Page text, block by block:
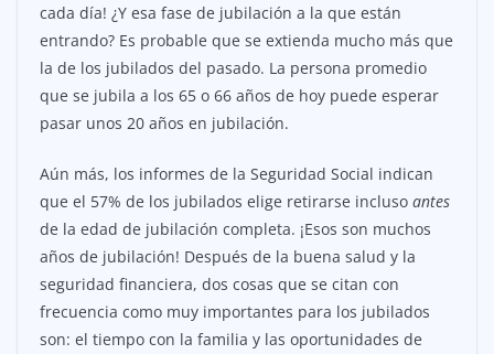
cada día! ¿Y esa fase de jubilación a la que están
entrando? Es probable que se extienda mucho más que
la de los jubilados del pasado. La persona promedio
que se jubila a los 65 o 66 años de hoy puede esperar
pasar unos 20 años en jubilación.
Aún más, los informes de la Seguridad Social indican
que el 57% de los jubilados elige retirarse incluso antes
de la edad de jubilación completa. ¡Esos son muchos
años de jubilación! Después de la buena salud y la
seguridad financiera, dos cosas que se citan con
frecuencia como muy importantes para los jubilados
son: el tiempo con la familia y las oportunidades de